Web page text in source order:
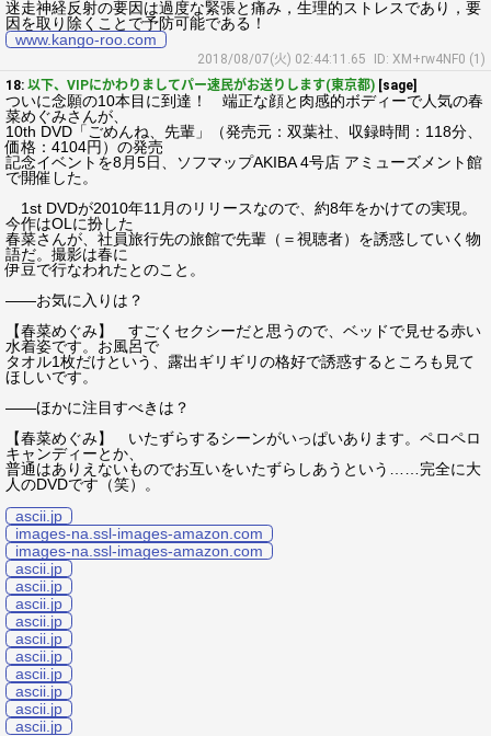
迷走神経反射の要因は過度な緊張と痛み，生理的ストレスであり，要
因を取り除くことで予防可能である！
www.kango-roo.com
2018/08/07(火) 02:44:11.65
ID: XM+rw4NF0 (1)
18: 以下、VIPにかわりましてパー速民がお送りします(東京都) [sage]
ついに念願の10本目に到達！ 端正な顔と肉感的ボディーで人気の春
菜めぐみさんが、
10th DVD「ごめんね、先輩」（発売元：双葉社、収録時間：118分、
価格：4104円）の発売
記念イベントを8月5日、ソフマップAKIBA 4号店 アミューズメント館
で開催した。
1st DVDが2010年11月のリリースなので、約8年をかけての実現。
今作はOLに扮した
春菜さんが、社員旅行先の旅館で先輩（＝視聴者）を誘惑していく物
語だ。撮影は春に
伊豆で行なわれたとのこと。
――お気に入りは？
【春菜めぐみ】 すごくセクシーだと思うので、ベッドで見せる赤い
水着姿です。お風呂で
タオル1枚だけという、露出ギリギリの格好で誘惑するところも見て
ほしいです。
――ほかに注目すべきは？
【春菜めぐみ】 いたずらするシーンがいっぱいあります。ペロペロ
キャンディーとか、
普通はありえないものでお互いをいたずらしあうという……完全に大
人のDVDです（笑）。
ascii.jp
images-na.ssl-images-amazon.com
images-na.ssl-images-amazon.com
ascii.jp
ascii.jp
ascii.jp
ascii.jp
ascii.jp
ascii.jp
ascii.jp
ascii.jp
ascii.jp
ascii.jp